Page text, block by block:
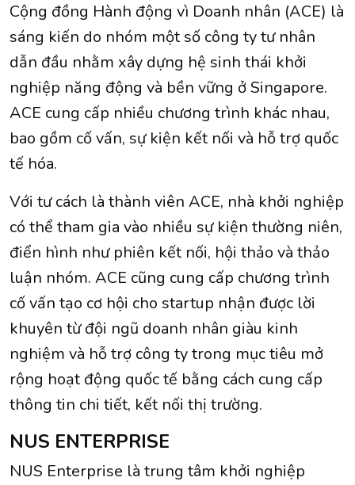
Cộng đồng Hành động vì Doanh nhân (ACE) là
sáng kiến ​​do nhóm một số công ty tư nhân
dẫn đầu nhằm xây dựng hệ sinh thái khởi
nghiệp năng động và bền vững ở Singapore.
ACE cung cấp nhiều chương trình khác nhau,
bao gồm cố vấn, sự kiện kết nối và hỗ trợ quốc
tế hóa.
Với tư cách là thành viên ACE, nhà khởi nghiệp
có thể tham gia vào nhiều sự kiện thường niên,
điển hình như phiên kết nối, hội thảo và thảo
luận nhóm. ACE cũng cung cấp chương trình
cố vấn tạo cơ hội cho startup nhận được lời
khuyên từ đội ngũ doanh nhân giàu kinh
nghiệm và hỗ trợ công ty trong mục tiêu mở
rộng hoạt động quốc tế bằng cách cung cấp
thông tin chi tiết, kết nối thị trường.
NUS ENTERPRISE
NUS Enterprise là trung tâm khởi nghiệp